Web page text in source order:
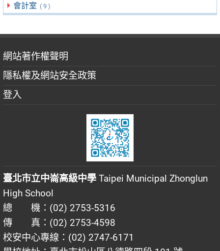
會計室 ( 9 )
網站著作權聲明
隱私權及網站安全政策
登入
臺北市立中崙高級中學 Taipei Municipal Zhonglun
High School
總 機：(02) 2753-5316
傳 真：(02) 2753-4598
校安中心專線：(02) 2747-6171